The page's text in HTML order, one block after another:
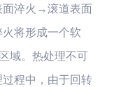
淬火→滚道表面
将形成一个软
域。热处理不可
程中，由于回转